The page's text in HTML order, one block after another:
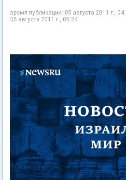
время публикации: 05 августа 2011 г.,
05 августа 2011 г., 05:24